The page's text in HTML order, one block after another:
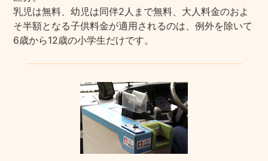
乳児は無料、幼児は同伴2人まで無料、大人料金のおよ
そ半額となる子供料金が適用されるのは、例外を除いて
6歳から12歳の小学生だけです。